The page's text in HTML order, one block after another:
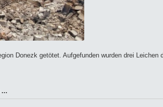
Donezk getötet. Aufgefunden wurden drei
...